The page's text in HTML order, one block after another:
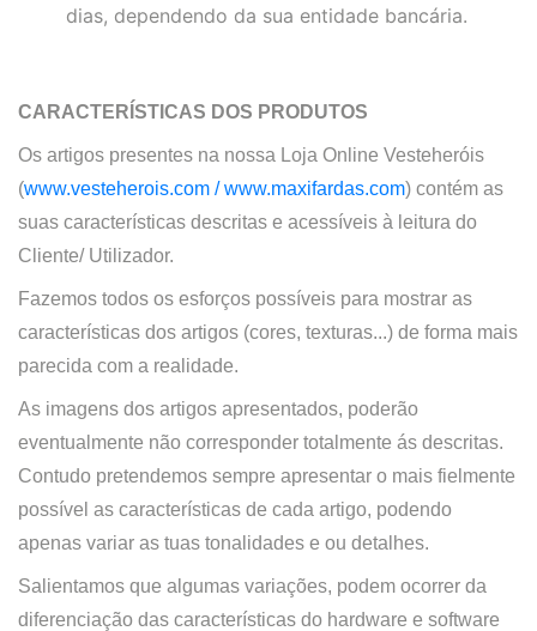
dias, dependendo da sua entidade bancária.
CARACTERÍSTICAS DOS PRODUTOS
Os artigos presentes na nossa Loja Online Vesteheróis
(www.vesteherois.com /www.maxifardas.com) contém as
suas características descritas e acessíveis à leitura do
Cliente/ Utilizador.
Fazemos todos os esforços possíveis para mostrar as
características dos artigos (cores, texturas...) de forma mais
parecida com a realidade.
As imagens dos artigos apresentados, poderão
eventualmente não corresponder totalmente ás descritas.
Contudo pretendemos sempre apresentar o mais fielmente
possível as características de cada artigo, podendo
apenas variar as tuas tonalidades e ou detalhes.
Salientamos que algumas variações, podem ocorrer da
diferenciação das características do hardware e software